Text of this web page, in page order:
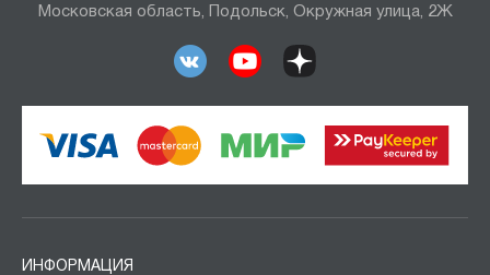
Московская область, Подольск, Окружная улица, 2Ж
ИНФОРМАЦИЯ